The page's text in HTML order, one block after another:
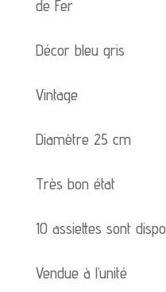
de Fer
Décor bleu gris
Vintage
Diamètre 25 cm
Très bon état
10 assiettes sont
Vendue à l’unité